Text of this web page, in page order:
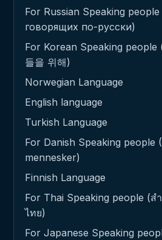
For Russian Speaking
говорящих по-русски)
For Korean Speaking people
들을 위해)
Norwegian Language
English language
Turkish Language
For Danish Speaking people
mennesker)
Finnish Language
For Thai Speaking people (
ไทย)
For Japanese Speaking